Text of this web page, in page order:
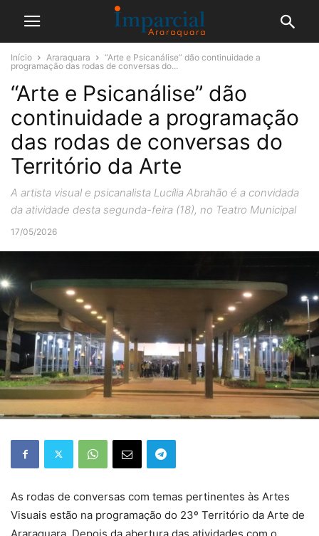
Início Araraquara
“Arte e Psicanálise” dão continuidade a
programação das rodas de conversas do...
“Arte e Psicanálise” dão
continuidade a programação
das rodas de conversas do
Território da Arte
A artista visual e psicanalista Lucília Abrahão é a convidada
da atividade desta segunda-feira (18), no Teatro Municipal
17/05/2026
As rodas de conversas com temas pertinentes às Artes
Visuais estão na programação do 23º Território da Arte de